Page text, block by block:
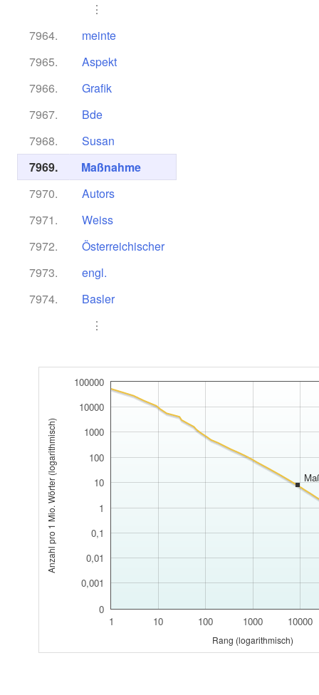
⋮
7964.
meinte
7965.
Aspekt
7966.
Grafik
7967.
Bde
7968.
Susan
7969.
Maßnahme
7970.
Autors
7971.
Weiss
7972.
Österreichischer
7973.
engl.
7974.
Basler
⋮
1 10 100 1000 10000
0
1
10
100
1000
10000
100000
0,001
0,01
0,1
Rang (logarithmisch)
Anzahl pro 1 Mio. Wörter (logarithmisch)